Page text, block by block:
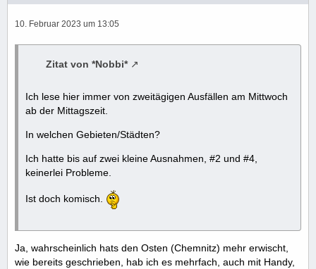
10. Februar 2023 um 13:05
Zitat von *Nobbi*
Ich lese hier immer von zweitägigen Ausfällen am Mittwoch
ab der Mittagszeit.
In welchen Gebieten/Städten?
Ich hatte bis auf zwei kleine Ausnahmen, #2 und #4,
keinerlei Probleme.
Ist doch komisch.
Ja, wahrscheinlich hats den Osten (Chemnitz) mehr erwischt,
wie bereits geschrieben, hab ich es mehrfach, auch mit Handy,